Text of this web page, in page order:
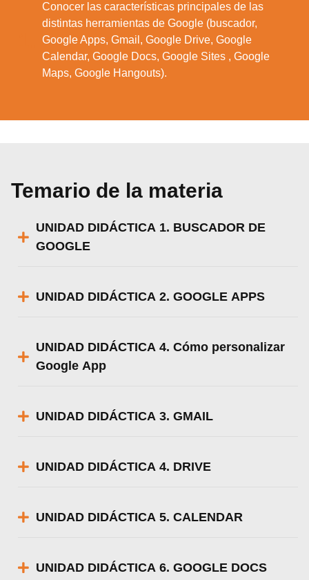
Conocer las características principales de las
distintas herramientas de Google (buscador,
Google Apps, Gmail, Google Drive, Google
Calendar, Google Docs, Google Sites , Google
Maps, Google Hangouts).
Temario de la materia
UNIDAD DIDÁCTICA 1. BUSCADOR DE
GOOGLE
UNIDAD DIDÁCTICA 2. GOOGLE APPS
UNIDAD DIDÁCTICA 4. Cómo personalizar
Google App
UNIDAD DIDÁCTICA 3. GMAIL
UNIDAD DIDÁCTICA 4. DRIVE
UNIDAD DIDÁCTICA 5. CALENDAR
UNIDAD DIDÁCTICA 6. GOOGLE DOCS